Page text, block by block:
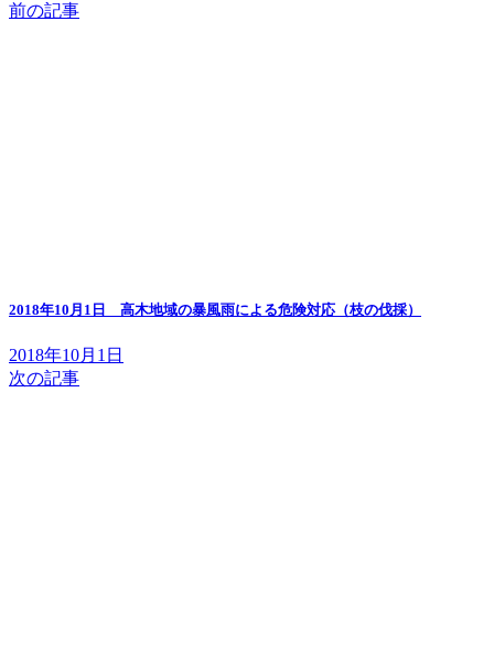
前の記事
2018年10月1日 高木地域の暴風雨による危険対応（枝の伐採）
2018年10月1日
次の記事